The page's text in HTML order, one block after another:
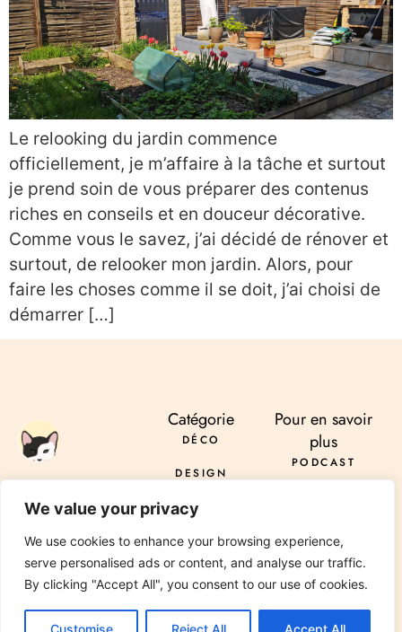
We value your privacy
We use cookies to enhance your browsing experience,
serve personalised ads or content, and analyse our traffic.
By clicking "Accept All", you consent to our use of cookies.
Customise Reject All Accept All
Le relooking du jardin commence
officiellement, je m’affaire à la tâche et surtout
je prend soin de vous préparer des contenus
riches en conseils et en douceur décorative.
Comme vous le savez, j’ai décidé de rénover et
surtout, de relooker mon jardin. Alors, pour
faire les choses comme il se doit, j’ai choisi de
démarrer […]
Catégorie
DÉCO
DESIGN
DIY
RÉNOVATION
JARDIN
INSTAGRAMPINTEREST
TIKTOKPODCASTLINKEDIN
Pour en savoir
plus
PODCAST
CONTACT
© 2026 All Rights Reserved Chez Viviane. Design by
Media Pantheon, Inc.